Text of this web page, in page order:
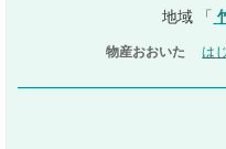
地域 「
物産おおいた は